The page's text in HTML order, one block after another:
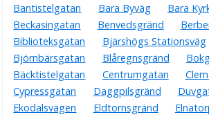
Bantistelgatan
Bara Byväg
Bara
Beckasingatan
Benvedsgränd
Biblioteksgatan
Bjärshögs Stationsväg
Björnbärsgatan
Blåregnsgränd
Bäcktistelgatan
Centrumgatan
Cypressgatan
Daggpilsgränd
Ekodalsvägen
Eldtornsgränd